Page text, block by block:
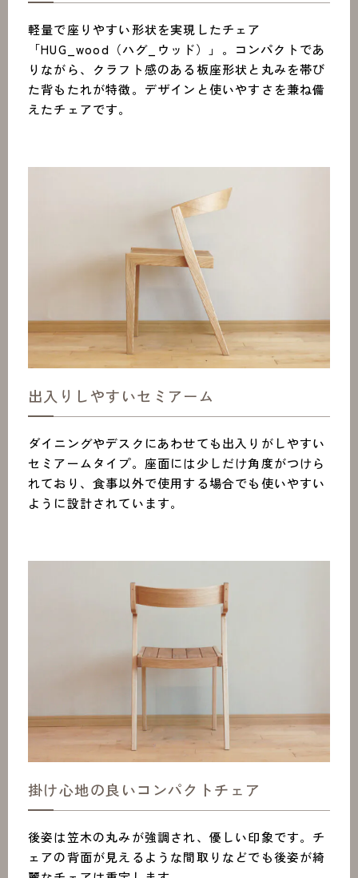
軽量で座りやすい形状を実現したチェア
「HUG_wood（ハグ_ウッド）」。コンパクトであ
りながら、クラフト感のある板座形状と丸みを帯び
た背もたれが特徴。デザインと使いやすさを兼ね備
えたチェアです。
出入りしやすいセミアーム
ダイニングやデスクにあわせても出入りがしやすい
セミアームタイプ。座面には少しだけ角度がつけら
れており、食事以外で使用する場合でも使いやすい
ように設計されています。
掛け心地の良いコンパクトチェア
後姿は笠木の丸みが強調され、優しい印象です。チ
ェアの背面が見えるような間取りなどでも後姿が綺